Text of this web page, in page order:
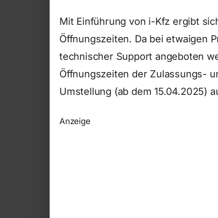
Mit Einführung von i-Kfz ergibt
Öffnungszeiten. Da bei etwaigen
technischer Support angeboten
Öffnungszeiten der Zulassungs-
Umstellung (ab dem 15.04.2025)
Anzeige